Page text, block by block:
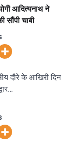
आदित्यनाथ ने
सौंपी चाबी
दौरे के आखिरी दिन